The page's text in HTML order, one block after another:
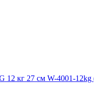
кг 27 см W-4001-12kg